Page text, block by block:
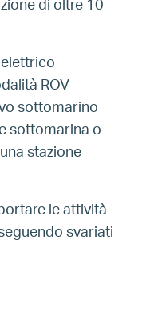
di oltre 10
ROV
sottomarino
sottomarina o
stazione
le attività
svariati